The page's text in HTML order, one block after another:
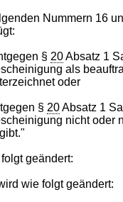
Nummern 16
§ 20Absatz 1
als
oder
§ 20Absatz 1
nicht oder
geändert:
wie folgt geändert: